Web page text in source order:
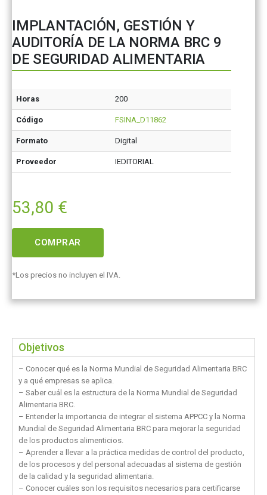
IMPLANTACIÓN, GESTIÓN Y
AUDITORÍA DE LA NORMA BRC 9
DE SEGURIDAD ALIMENTARIA
Horas 200
Código FSINA_D11862
Formato Digital
Proveedor IEDITORIAL
53,80 €
COMPRAR
*Los precios no incluyen el IVA.
Objetivos
– Conocer qué es la Norma Mundial de Seguridad Alimentaria BRC
y a qué empresas se aplica.
– Saber cuál es la estructura de la Norma Mundial de Seguridad
Alimentaria BRC.
– Entender la importancia de integrar el sistema APPCC y la Norma
Mundial de Seguridad Alimentaria BRC para mejorar la seguridad
de los productos alimenticios.
– Aprender a llevar a la práctica medidas de control del producto,
de los procesos y del personal adecuadas al sistema de gestión
de la calidad y la seguridad alimentaria.
– Conocer cuáles son los requisitos necesarios para certificarse